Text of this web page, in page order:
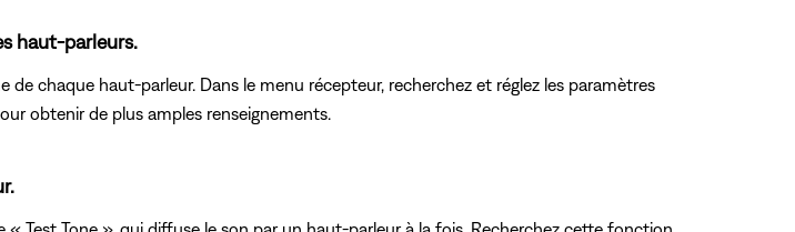
haut-parleurs.
chaque haut-parleur. Dans le menu récepteur, recherchez et réglez les paramètres
obtenir de plus amples renseignements.